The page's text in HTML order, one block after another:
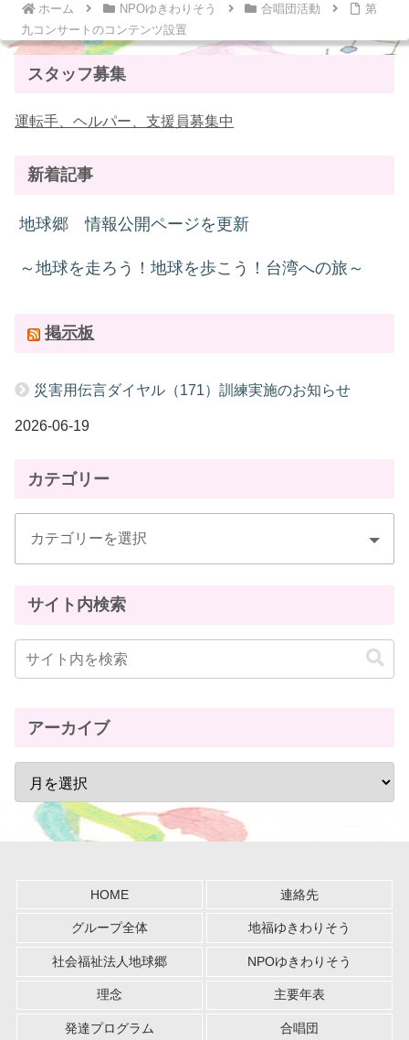
ホーム NPOゆきわりそう 合唱団活動
第
九コンサートのコンテンツ設置
スタッフ募集
運転手、ヘルパー、支援員募集中
新着記事
地球郷 情報公開ページを更新
～地球を走ろう！地球を歩こう！台湾への旅～
掲示板
災害用伝言ダイヤル（171）訓練実施のお知らせ
2026-06-19
カテゴリー
サイト内検索
アーカイブ
HOME 連絡先
グループ全体 地福ゆきわりそう
社会福祉法人地球郷 NPOゆきわりそう
理念 主要年表
発達プログラム 合唱団